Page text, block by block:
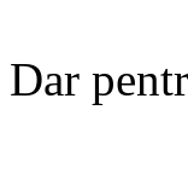
Dar